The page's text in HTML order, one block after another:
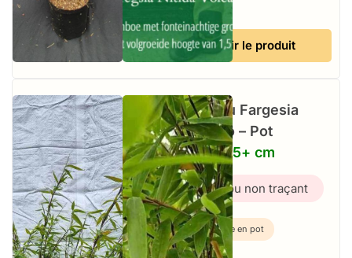
incluse
Voir le produit
Bambou Fargesia
Volcano – Pot
5,5L – 75+ cm
Bambou non traçant
Plante en pot